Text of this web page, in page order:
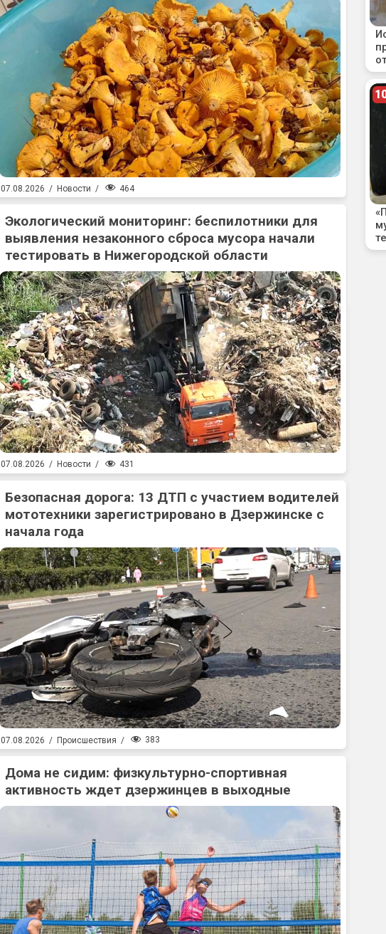
07.08.2026 / Новости / 464
Экологический мониторинг: беспилотники для
выявления незаконного сброса мусора начали
тестировать в Нижегородской области
07.08.2026 / Новости / 431
Безопасная дорога: 13 ДТП с участием водителей
мототехники зарегистрировано в Дзержинске с
начала года
07.08.2026 / Происшествия / 383
Дома не сидим: физкультурно-спортивная
активность ждет дзержинцев в выходные